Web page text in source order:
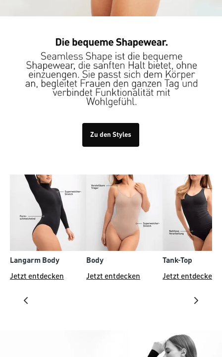
Zu den Styles
Langarm Body
Jetzt entdecken
Body
Jetzt entdecken
Tank-Top
Jetzt entdecken